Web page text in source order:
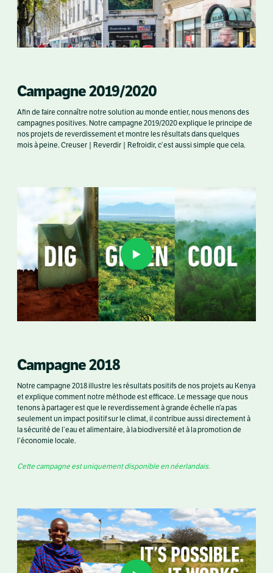
Campagne 2019/2020
Afin de faire connaître notre solution au monde entier, nous menons des
campagnes positives. Notre campagne 2019/2020 explique le principe de
nos projets de reverdissement et montre les résultats dans quelques
mois à peine. Creuser | Reverdir | Refroidir, c’est aussi simple que cela.
Campagne 2018
Notre campagne 2018 illustre les résultats positifs de nos projets au Kenya
et explique comment notre méthode est efficace. Le message que nous
tenons à partager est que le reverdissement à grande échelle n’a pas
seulement un impact positif sur le climat, il contribue aussi directement à
la sécurité de l’eau et alimentaire, à la biodiversité et à la promotion de
l’économie locale.
Cette campagne est uniquement disponible en néerlandais.